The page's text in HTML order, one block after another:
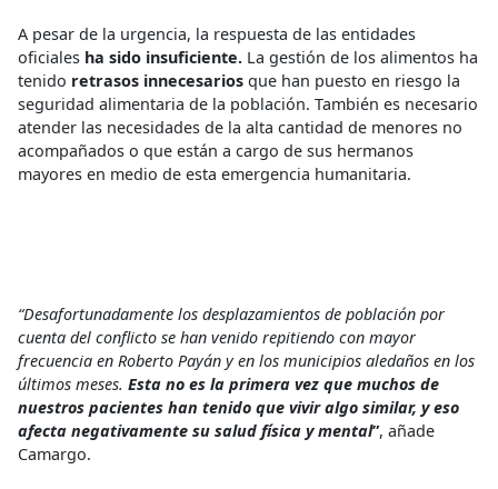
A pesar de la urgencia, la respuesta de las entidades
oficiales ha sido insuficiente. La gestión de los alimentos ha
tenido retrasos innecesarios que han puesto en riesgo la
seguridad alimentaria de la población. También es necesario
atender las necesidades de la alta cantidad de menores no
acompañados o que están a cargo de sus hermanos
mayores en medio de esta emergencia humanitaria.
“Desafortunadamente los desplazamientos de población por
cuenta del conflicto se han venido repitiendo con mayor
frecuencia en Roberto Payán y en los municipios aledaños en los
últimos meses. Esta no es la primera vez que muchos de
nuestros pacientes han tenido que vivir algo similar, y eso
afecta negativamente su salud física y mental”, añade
Camargo.